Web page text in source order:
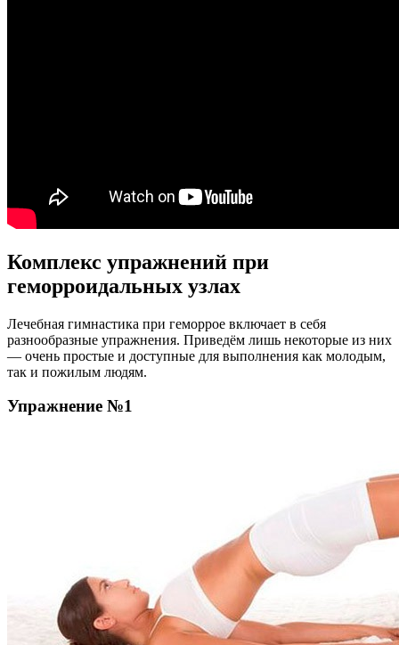
Комплекс упражнений при
геморроидальных узлах
Лечебная гимнастика при геморрое включает в себя
разнообразные упражнения. Приведём лишь некоторые из них
— очень простые и доступные для выполнения как молодым,
так и пожилым людям.
Упражнение №1